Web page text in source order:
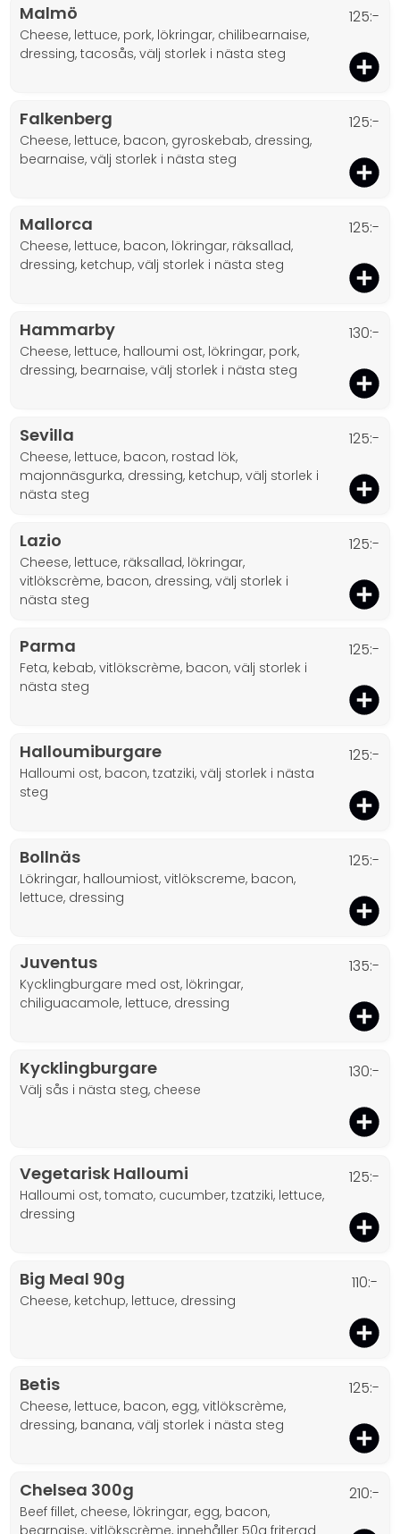
Malmö
cheese, lettuce, pork, lökringar, chilibearnaise,
dressing, tacosås, välj storlek i nästa steg
125:-
Falkenberg
cheese, lettuce, bacon, gyroskebab, dressing,
bearnaise, välj storlek i nästa steg
125:-
Mallorca
cheese, lettuce, bacon, lökringar, räksallad,
dressing, ketchup, välj storlek i nästa steg
125:-
Hammarby
cheese, lettuce, halloumi ost, lökringar, pork,
dressing, bearnaise, välj storlek i nästa steg
130:-
Sevilla
cheese, lettuce, bacon, rostad lök,
majonnäsgurka, dressing, ketchup, välj storlek i
nästa steg
125:-
Lazio
cheese, lettuce, räksallad, lökringar,
vitlökscrème, bacon, dressing, välj storlek i
nästa steg
125:-
Parma
feta, kebab, vitlökscrème, bacon, välj storlek i
nästa steg
125:-
Halloumiburgare
halloumi ost, bacon, tzatziki, välj storlek i nästa
steg
125:-
Bollnäs
lökringar, halloumiost, vitlökscreme, bacon,
lettuce, dressing
125:-
Juventus
kycklingburgare med ost, lökringar,
chiliguacamole, lettuce, dressing
135:-
Kycklingburgare
välj sås i nästa steg, cheese
130:-
Vegetarisk Halloumi
halloumi ost, tomato, cucumber, tzatziki, lettuce,
dressing
125:-
Big Meal 90g
cheese, ketchup, lettuce, dressing
110:-
Betis
cheese, lettuce, bacon, egg, vitlökscrème,
dressing, banana, välj storlek i nästa steg
125:-
Chelsea 300g
beef fillet, cheese, lökringar, egg, bacon,
bearnaise, vitlökscrème, innehåller 50g friterad
210:-